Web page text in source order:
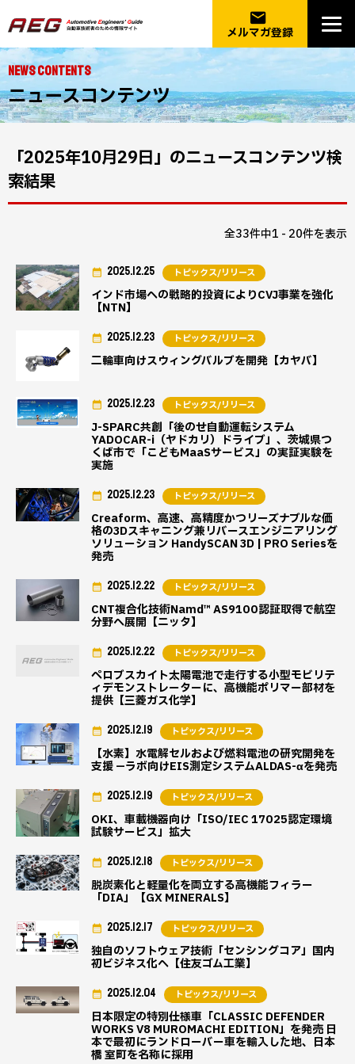
email
メルマガ登録
NEWS CONTENTS
ニュースコンテンツ
「2025年10月29日」のニュースコンテンツ検
索結果
全33件中1 - 20件を表示
インド市場への戦略的投資によりCVJ事業を強化
【NTN】
2025.12.25 トピックス/リリース
二輪車向けスウィングバルブを開発【カヤバ】
2025.12.23 トピックス/リリース
J-SPARC共創「後のせ自動運転システム
YADOCAR-i（ヤドカリ）ドライブ」、茨城県つ
くば市で「こどもMaaSサービス」の実証実験を
実施
2025.12.23 トピックス/リリース
Creaform、高速、高精度かつリーズナブルな価
格の3Dスキャニング兼リバースエンジニアリング
ソリューション HandySCAN 3D | PRO Seriesを
発売
2025.12.23 トピックス/リリース
CNT複合化技術Namd™ AS9100認証取得で航空
分野へ展開【ニッタ】
2025.12.22 トピックス/リリース
ペロブスカイト太陽電池で走行する小型モビリテ
ィデモンストレーターに、高機能ポリマー部材を
提供【三菱ガス化学】
2025.12.22 トピックス/リリース
【水素】水電解セルおよび燃料電池の研究開発を
支援 —ラボ向けEIS測定システムALDAS-αを発売
2025.12.19 トピックス/リリース
OKI、車載機器向け「ISO/IEC 17025認定環境
試験サービス」拡大
2025.12.19 トピックス/リリース
脱炭素化と軽量化を両立する高機能フィラー
「DIA」【GX MINERALS】
2025.12.18 トピックス/リリース
独自のソフトウェア技術「センシングコア」国内
初ビジネス化へ【住友ゴム工業】
2025.12.17 トピックス/リリース
日本限定の特別仕様車「CLASSIC DEFENDER
WORKS V8 MUROMACHI EDITION」を発売 日
本で最初にランドローバー車を輸入した地、日本
橋 室町を名称に採用
2025.12.04 トピックス/リリース